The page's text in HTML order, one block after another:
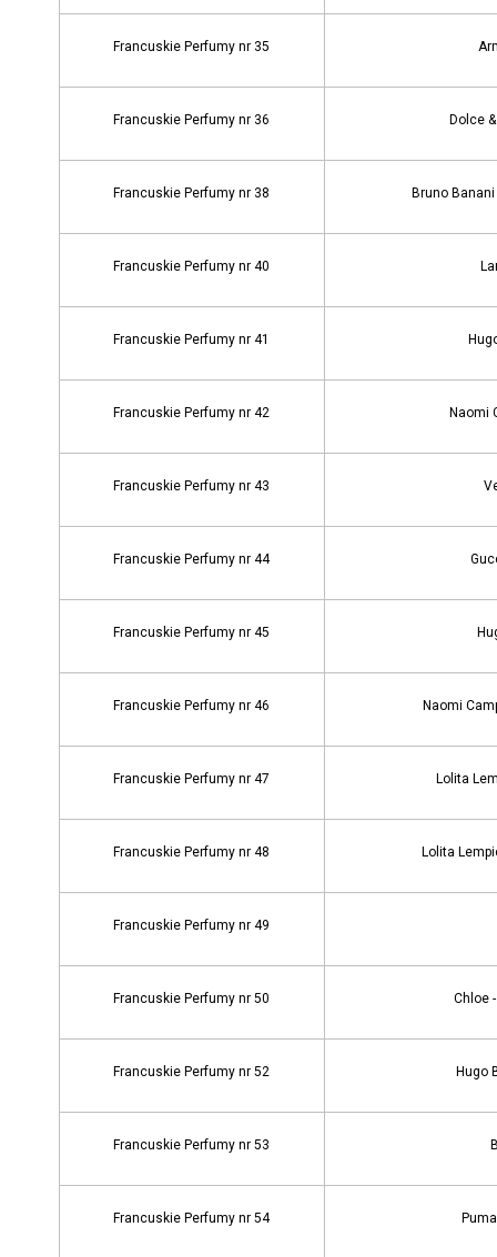
Francuskie Perfumy nr 35
Francuskie Perfumy nr 36 Dolce
Francuskie Perfumy nr 38 Bruno
Francuskie Perfumy nr 40
Francuskie Perfumy nr 41
Francuskie Perfumy nr 42 Naomi
Francuskie Perfumy nr 43
Francuskie Perfumy nr 44
Francuskie Perfumy nr 45
Francuskie Perfumy nr 46 Naomi
Francuskie Perfumy nr 47 Lolita
Francuskie Perfumy nr 48 Lolita
Francuskie Perfumy nr 49
Francuskie Perfumy nr 50 Chloe
Francuskie Perfumy nr 52 Hugo
Francuskie Perfumy nr 53
Francuskie Perfumy nr 54